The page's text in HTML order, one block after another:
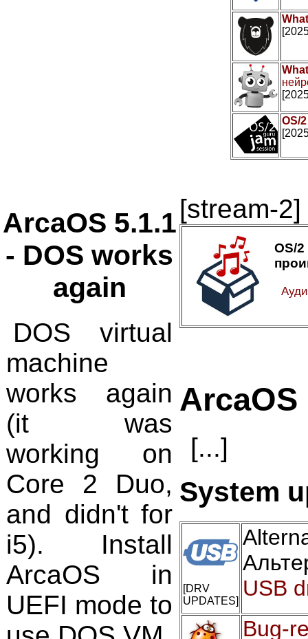
OS/
ArcaOS 5.1.1
- DOS works
again
DOS virtual
machine
works again
(it was
working on
Core 2 Duo,
and didn't for
i5). Install
ArcaOS in
UEFI mode to
[stream-2]
[...]
System
[DRV
UPDATES]
USB
Bug-